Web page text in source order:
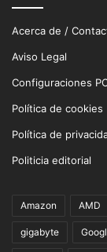
Acerca de /
Aviso Legal
Configuraciones
Política de cookies
Política de
Politicia editorial
Amazon AMD
gigabyte